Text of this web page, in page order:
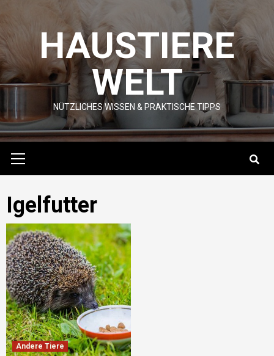
content HAUSTIERE
WELT
NÜTZLICHES WISSEN & PRAKTISCHE TIPPS
Menu
Igelfutter
Andere Tiere